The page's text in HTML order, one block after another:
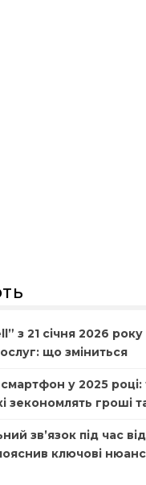
з 21 січня 2026
що зміниться
у 2025 році:
зекономлять гроші
зв’язок під час
ключові